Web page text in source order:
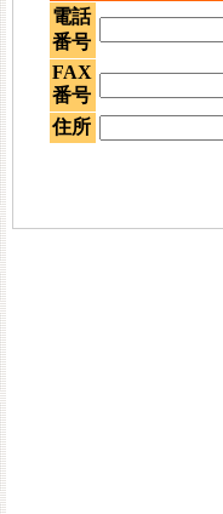
電話
番号
FAX
番号
住所